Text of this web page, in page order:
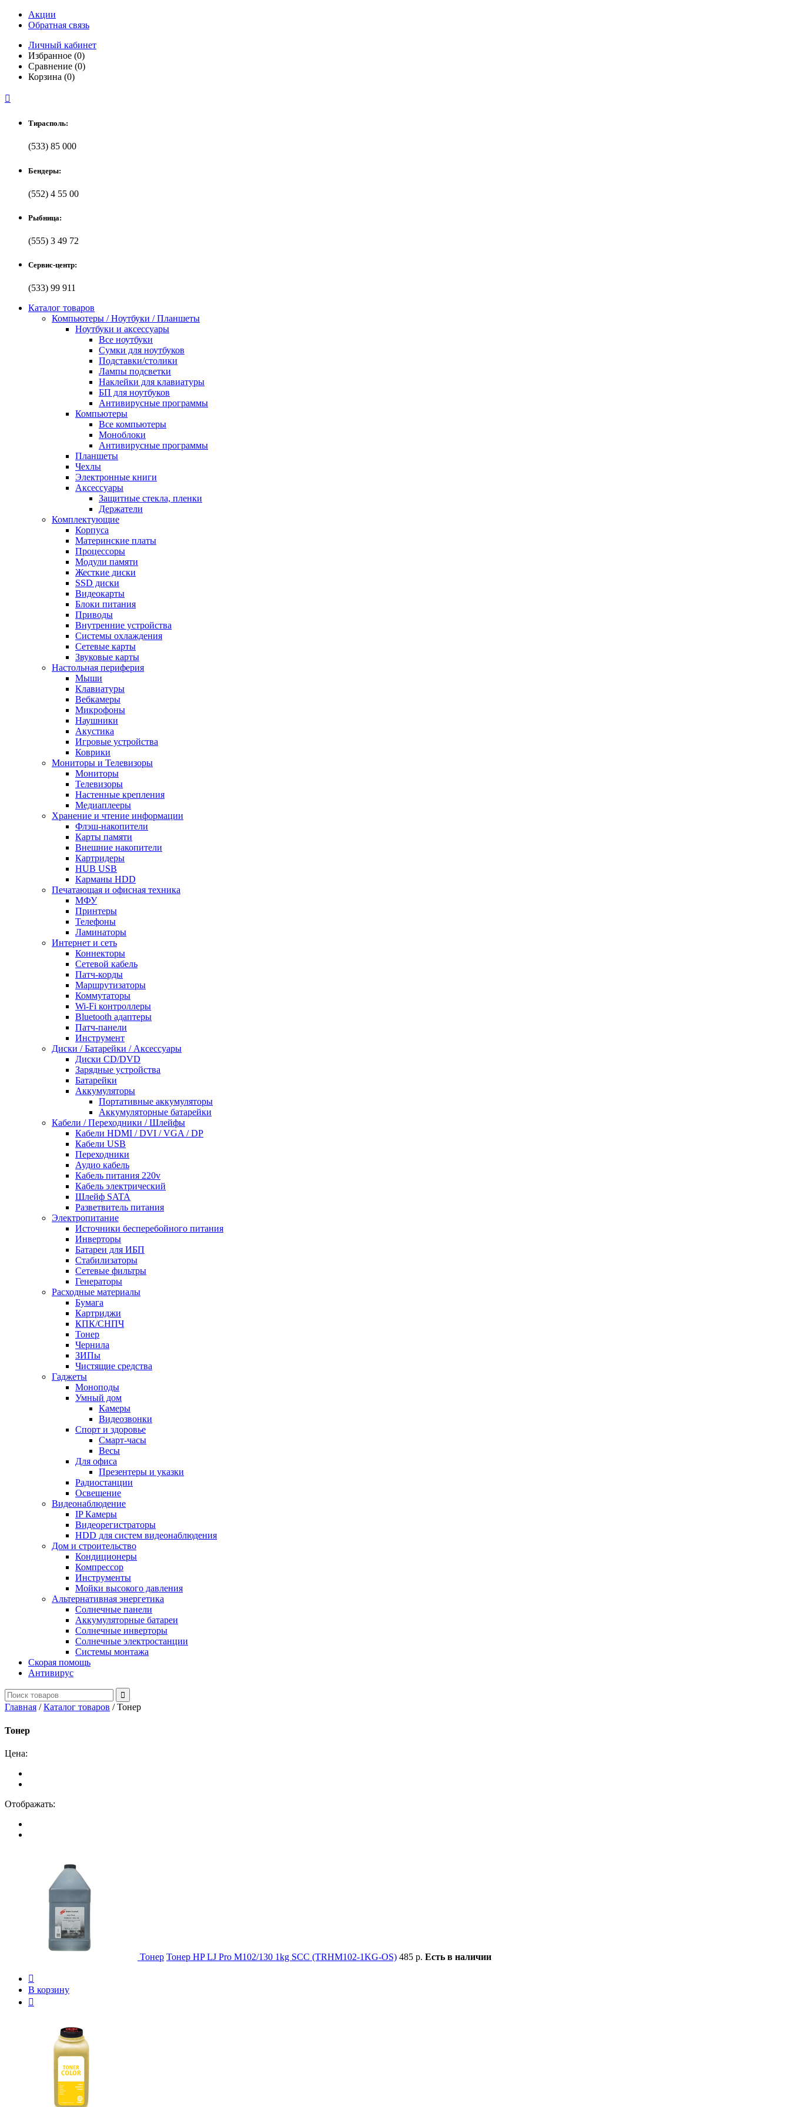
Акции
Обратная связь
Личный кабинет
Избранное (0)
Сравнение (0)
Корзина (0)

Тирасполь:
(533) 85 000
Бендеры:
(552) 4 55 00
Рыбница:
(555) 3 49 72
Сервис-центр:
(533) 99 911
Каталог товаров
Компьютеры / Ноутбуки / Планшеты
Ноутбуки и аксессуары
Все ноутбуки
Сумки для ноутбуков
Подставки/столики
Лампы подсветки
Наклейки для клавиатуры
БП для ноутбуков
Антивирусные программы
Компьютеры
Все компьютеры
Моноблоки
Антивирусные программы
Планшеты
Чехлы
Электронные книги
Аксессуары
Защитные стекла, пленки
Держатели
Комплектующие
Корпуса
Материнские платы
Процессоры
Модули памяти
Жесткие диски
SSD диски
Видеокарты
Блоки питания
Приводы
Внутренние устройства
Системы охлаждения
Сетевые карты
Звуковые карты
Настольная периферия
Мыши
Клавиатуры
Вебкамеры
Микрофоны
Наушники
Акустика
Игровые устройства
Коврики
Мониторы и Телевизоры
Мониторы
Телевизоры
Настенные крепления
Медиаплееры
Хранение и чтение информации
Флэш-накопители
Карты памяти
Внешние накопители
Картридеры
HUB USB
Карманы HDD
Печатающая и офисная техника
МФУ
Принтеры
Телефоны
Ламинаторы
Интернет и сеть
Коннекторы
Сетевой кабель
Патч-корды
Маршрутизаторы
Коммутаторы
Wi-Fi контроллеры
Bluetooth адаптеры
Патч-панели
Инструмент
Диски / Батарейки / Аксессуары
Диски CD/DVD
Зарядные устройства
Батарейки
Аккумуляторы
Портативные аккумуляторы
Аккумуляторные батарейки
Кабели / Переходники / Шлейфы
Кабели HDMI / DVI / VGA / DP
Кабели USB
Переходники
Аудио кабель
Кабель питания 220v
Кабель электрический
Шлейф SATA
Разветвитель питания
Электропитание
Источники бесперебойного питания
Инверторы
Батареи для ИБП
Стабилизаторы
Сетевые фильтры
Генераторы
Расходные материалы
Бумага
Картриджи
КПК/СНПЧ
Тонер
Чернила
ЗИПы
Чистящие средства
Гаджеты
Моноподы
Умный дом
Камеры
Видеозвонки
Спорт и здоровье
Смарт-часы
Весы
Для офиса
Презентеры и указки
Радиостанции
Освещение
Видеонаблюдение
IP Камеры
Видеорегистраторы
HDD для систем видеонаблюдения
Дом и строительство
Кондиционеры
Компрессор
Инструменты
Мойки высокого давления
Альтернативная энергетика
Солнечные панели
Аккумуляторные батареи
Солнечные инверторы
Солнечные электростанции
Системы монтажа
Скорая помощь
Антивирус
Главная /Каталог товаров /Тонер
Тонер
Цена:
Отображать:
Тонер Тонер HP LJ Pro M102/130 1kg SCC (TRHM102-1KG-OS) 485 р. Есть в наличии

В корзину
